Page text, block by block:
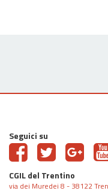
Seguici su
CGIL del Trentino
via dei Muredei 8 - 38122